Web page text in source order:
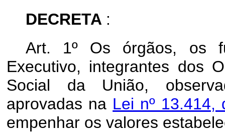
DECRETA :
Art. 1º Os órgãos, os
Executivo, integrantes dos
Social da União,
aprovadas na Lei nº
empenhar os valores